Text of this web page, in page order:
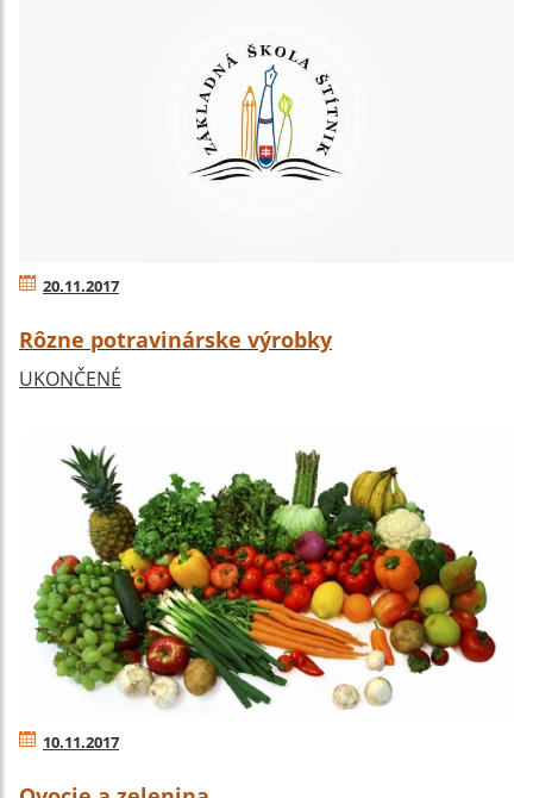
20.11.2017
Rôzne potravinárske výrobky
UKONČENÉ
10.11.2017